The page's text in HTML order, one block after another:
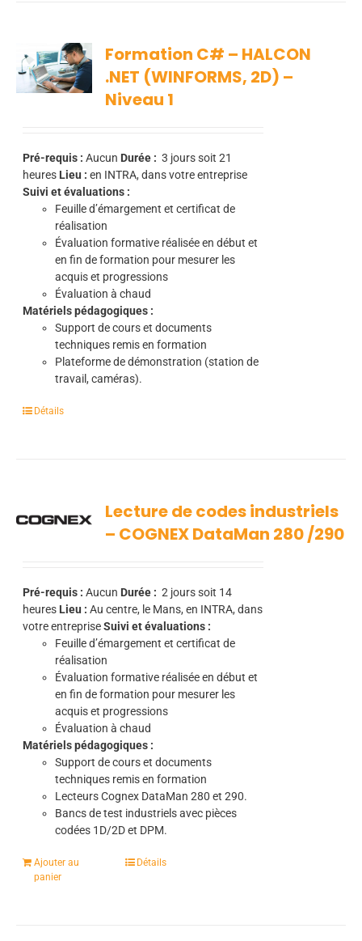
Formation C# – HALCON
.NET (WINFORMS, 2D) –
Niveau 1
Pré-requis : Aucun Durée : 3 jours soit 21
heures Lieu : en INTRA, dans votre entreprise
Suivi et évaluations :
Feuille d’émargement et certificat de
réalisation
Évaluation formative réalisée en début et
en fin de formation pour mesurer les
acquis et progressions
Évaluation à chaud
Matériels pédagogiques :
Support de cours et documents
techniques remis en formation
Plateforme de démonstration (station de
travail, caméras).
Détails
Lecture de codes industriels
– COGNEX DataMan 280 /290
Pré-requis : Aucun Durée : 2 jours soit 14
heures Lieu : Au centre, le Mans, en INTRA, dans
votre entrepriseSuivi et évaluations :
Feuille d’émargement et certificat de
réalisation
Évaluation formative réalisée en début et
en fin de formation pour mesurer les
acquis et progressions
Évaluation à chaud
Matériels pédagogiques :
Support de cours et documents
techniques remis en formation
Lecteurs Cognex DataMan 280 et 290.
Bancs de test industriels avec pièces
codées 1D/2D et DPM.
Ajouter au
panier
Détails